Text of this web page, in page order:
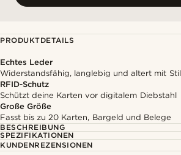
PRODUKTDETAILS
Echtes Leder
Widerstandsfähig, langlebig und altert mit Stil
RFID-Schutz
Schützt deine Karten vor digitalem Diebstahl
Große Größe
Fasst bis zu 20 Karten, Bargeld und Belege
BESCHREIBUNG
SPEZIFIKATIONEN
KUNDENREZENSIONEN